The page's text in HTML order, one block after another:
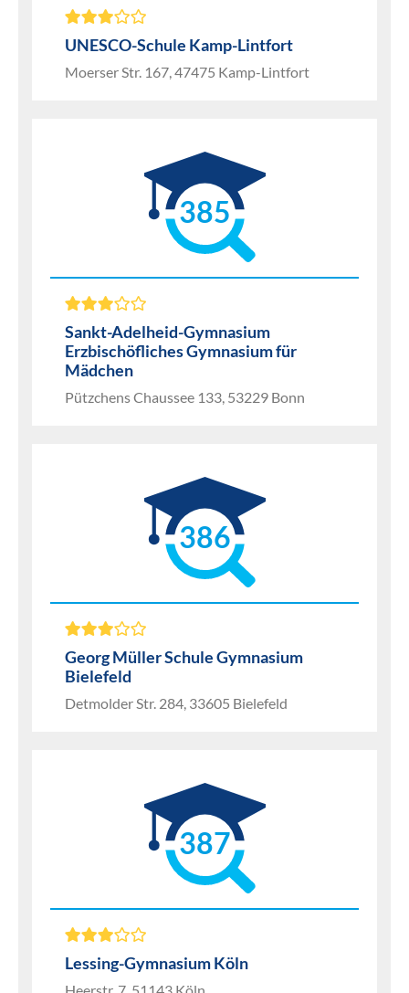
UNESCO-Schule Kamp-Lintfort
Moerser Str. 167, 47475 Kamp-Lintfort
385
Sankt-Adelheid-Gymnasium
Erzbischöfliches Gymnasium für
Mädchen
Pützchens Chaussee 133, 53229 Bonn
386
Georg Müller Schule Gymnasium
Bielefeld
Detmolder Str. 284, 33605 Bielefeld
387
Lessing-Gymnasium Köln